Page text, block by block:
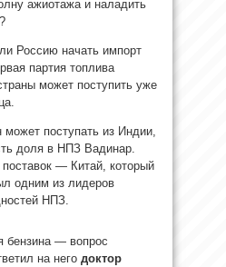
ажиотажа и наладить
Россию начать импорт
партия топлива
может поступить уже
может поступать из Индии,
доля в НПЗ Вадинар.
— Китай, который
одним из лидеров
НПЗ.
бензина — вопрос
на него доктор